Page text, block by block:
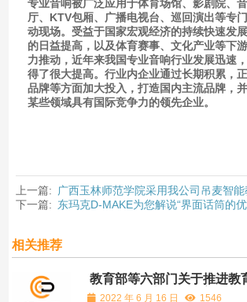
专业音响被广泛应用于体育场馆、影剧院、
厅、KTV包厢、广播电视台、巡回演出等专
动现场。受益于国家宏观经济的持续快速发
的日益提高，以及体育赛事、文化产业等下
力推动，近年来我国专业音响行业发展迅速
得了很大提高。行业内企业通过长期积累，
品牌等方面加大投入，打造国内主流品牌，
某些领域具有国际竞争力的领先企业。
上一篇:
广西玉林师范学院采用我公司吊麦智
下一篇: 东玛克D-MAKE为您解说“界面话筒的
相关推荐
教育部等六部门关于推进教
施建设构建高质量教育支撑
2022 年 6 月 16 日
1546